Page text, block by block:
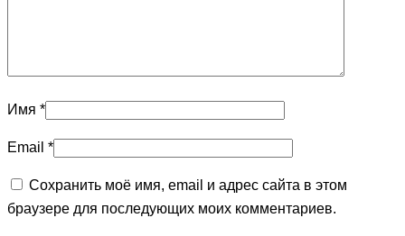
Имя *
Email *
Сохранить моё имя, email и адрес сайта в этом
браузере для последующих моих комментариев.